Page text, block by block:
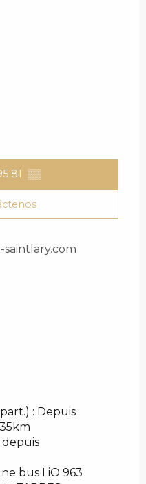
81 ▒▒
: Depuis
depuis
bus LiO 963